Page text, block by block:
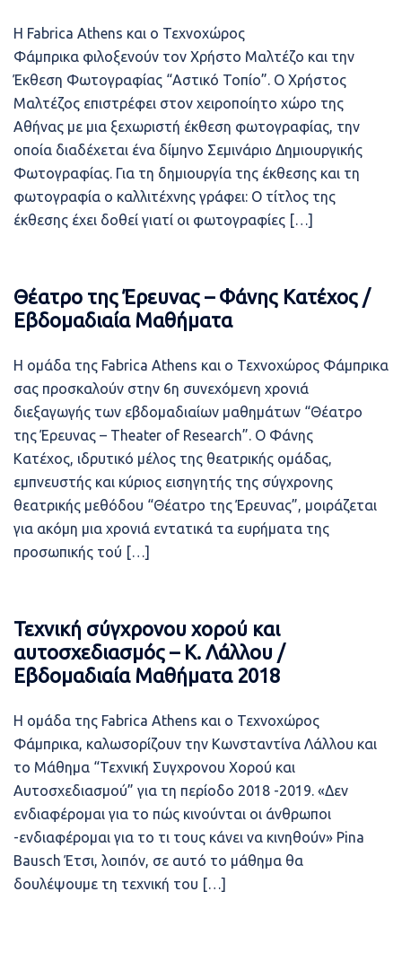
Η Fabrica Athens και ο Τεχνοχώρος
Φάμπρικα φιλοξενούν τον Χρήστο Μαλτέζο και την
Έκθεση Φωτογραφίας “Αστικό Τοπίο”. Ο Χρήστος
Μαλτέζος επιστρέφει στον χειροποίητο χώρο της
Αθήνας με μια ξεχωριστή έκθεση φωτογραφίας, την
οποία διαδέχεται ένα δίμηνο Σεμινάριο Δημιουργικής
Φωτογραφίας. Για τη δημιουργία της έκθεσης και τη
φωτογραφία ο καλλιτέχνης γράφει: Ο τίτλος της
έκθεσης έχει δοθεί γιατί οι φωτογραφίες […]
Θέατρο της Έρευνας – Φάνης Κατέχος /
Εβδομαδιαία Μαθήματα
Η ομάδα της Fabrica Athens και ο Τεχνοχώρος Φάμπρικα
σας προσκαλούν στην 6η συνεχόμενη χρονιά
διεξαγωγής των εβδομαδιαίων μαθημάτων “Θέατρο
της Έρευνας – Theater of Research”. Ο Φάνης
Κατέχος, ιδρυτικό μέλος της θεατρικής ομάδας,
εμπνευστής και κύριος εισηγητής της σύγχρονης
θεατρικής μεθόδου “Θέατρο της Έρευνας”, μοιράζεται
για ακόμη μια χρονιά εντατικά τα ευρήματα της
προσωπικής τού […]
Τεχνική σύγχρονου χορού και
αυτοσχεδιασμός – Κ. Λάλλου /
Εβδομαδιαία Μαθήματα 2018
Η ομάδα της Fabrica Athens και ο Τεχνοχώρος
Φάμπρικα, καλωσορίζουν την Κωνσταντίνα Λάλλου και
το Μάθημα “Τεχνική Συγχρονου Χορού και
Αυτοσχεδιασμού” για τη περίοδο 2018 -2019. «Δεν
ενδιαφέρομαι για το πώς κινούνται οι άνθρωποι
-ενδιαφέρομαι για το τι τους κάνει να κινηθούν» Pina
Bausch Έτσι, λοιπόν, σε αυτό το μάθημα θα
δουλέψουμε τη τεχνική του […]